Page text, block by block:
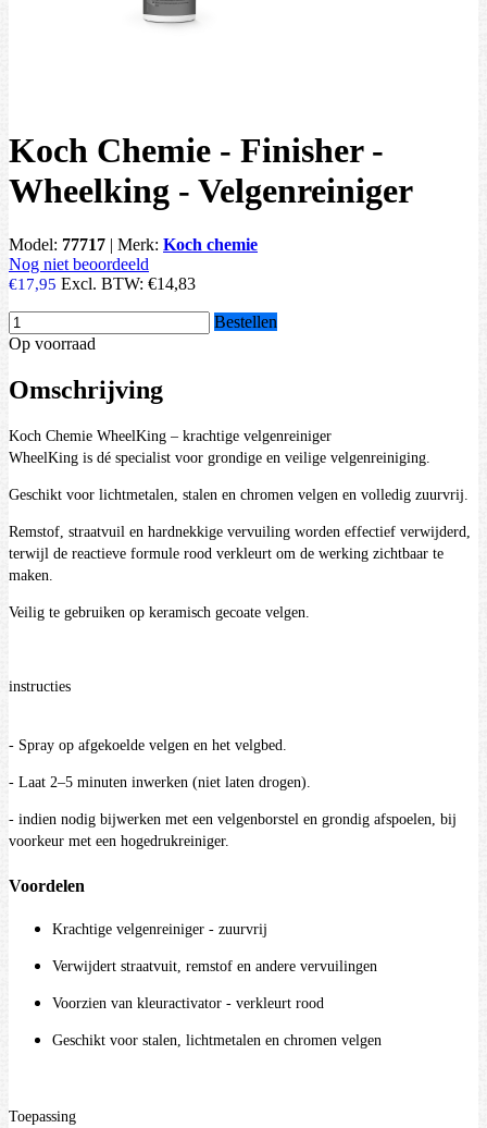
Koch Chemie - Finisher -
Wheelking - Velgenreiniger
Model: 77717 | Merk: Koch chemie
Nog niet beoordeeld
€17,95 Excl. BTW: €14,83
Bestellen
Op voorraad
Omschrijving
Koch Chemie WheelKing – krachtige velgenreiniger
WheelKing is dé specialist voor grondige en veilige velgenreiniging.
Geschikt voor lichtmetalen, stalen en chromen velgen en volledig zuurvrij.
Remstof, straatvuil en hardnekkige vervuiling worden effectief verwijderd,
terwijl de reactieve formule rood verkleurt om de werking zichtbaar te
maken.
Veilig te gebruiken op keramisch gecoate velgen.
instructies
- Spray op afgekoelde velgen en het velgbed.
- Laat 2–5 minuten inwerken (niet laten drogen).
- indien nodig bijwerken met een velgenborstel en grondig afspoelen, bij
voorkeur met een hogedrukreiniger.
Voordelen
Krachtige velgenreiniger - zuurvrij
Verwijdert straatvuit, remstof en andere vervuilingen
Voorzien van kleuractivator - verkleurt rood
Geschikt voor stalen, lichtmetalen en chromen velgen
Toepassing